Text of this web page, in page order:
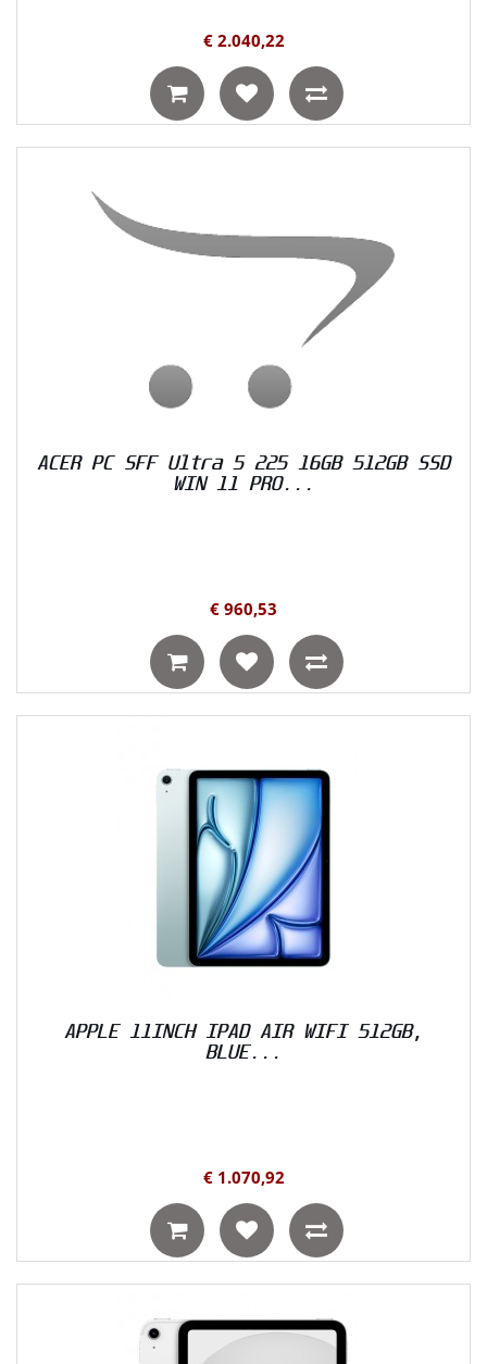
€ 2.040,22
ACER PC SFF Ultra 5 225 16GB 512GB SSD
WIN 11 PRO...
€ 960,53
APPLE 11INCH IPAD AIR WIFI 512GB,
BLUE...
€ 1.070,92